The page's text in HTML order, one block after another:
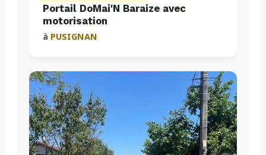
Portail DoMai'N Baraize avec
motorisation
à PUSIGNAN